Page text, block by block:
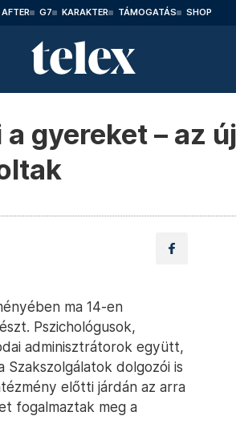
AFTER G7 KARAKTER TÁMOGATÁS SHOP
gyereket – az
ma 14-en
Pszichológusok,
adminisztrátorok együtt,
dolgozói is
előtti járdán az arra
fogalmaztak meg a